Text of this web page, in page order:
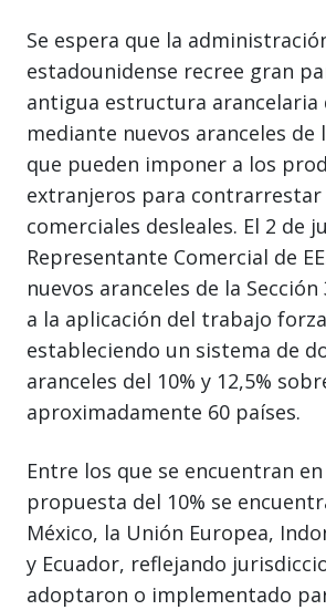
Se espera que la
estadounidense recree gran
antigua estructura arancelaria
mediante nuevos aranceles de
que pueden imponer a los
extranjeros para
comerciales desleales. El 2 de
Representante Comercial de
nuevos aranceles de la
a la aplicación del trabajo
estableciendo un sistema de
aranceles del 10% y 12,5%
aproximadamente 60 países.
Entre los que se encuentran
propuesta del 10% se
México, la Unión Europea,
y Ecuador, reflejando
adoptaron o implementado